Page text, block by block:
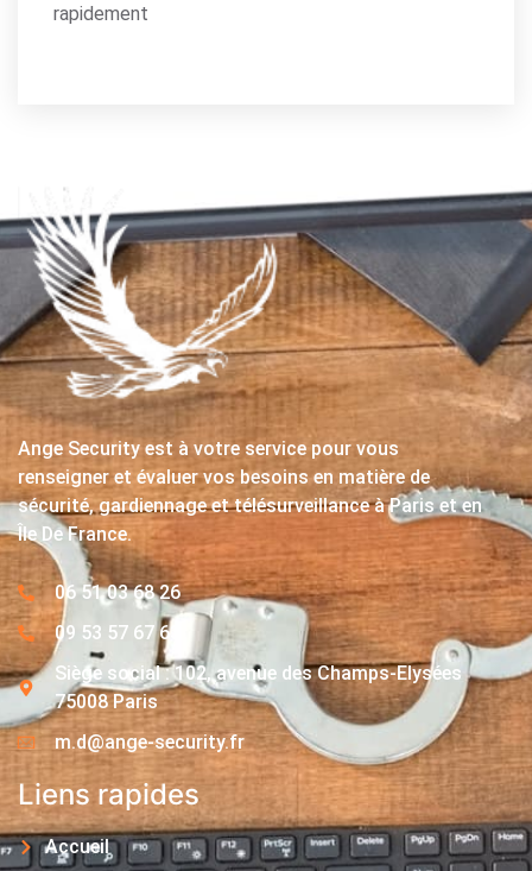
rapidement
Ange Security est à votre service pour vous
renseigner et évaluer vos besoins en matière de
sécurité, gardiennage et télésurveillance à Paris et en
Île De France.
06 51 03 68 26
09 53 57 67 63
Siège social : 102, avenue des Champs-Elysées
75008 Paris
m.d@ange-security.fr
Liens rapides
Accueil